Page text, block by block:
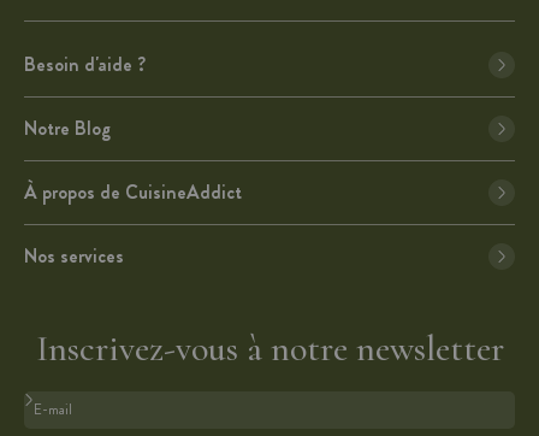
Besoin d'aide ?
Notre Blog
À propos de CuisineAddict
Nos services
Inscrivez-vous à notre newsletter
Format : adresse@email.com